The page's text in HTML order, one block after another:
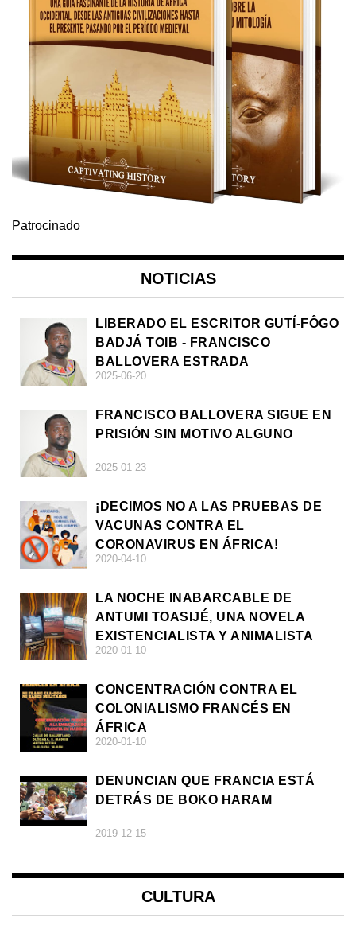
Patrocinado
NOTICIAS
LIBERADO EL ESCRITOR GUTÍ-FÔGO
BADJÁ TOIB - FRANCISCO
BALLOVERA ESTRADA
2025-06-20
FRANCISCO BALLOVERA SIGUE EN
PRISIÓN SIN MOTIVO ALGUNO
2025-01-23
¡DECIMOS NO A LAS PRUEBAS DE
VACUNAS CONTRA EL
CORONAVIRUS EN ÁFRICA!
2020-04-10
LA NOCHE INABARCABLE DE
ANTUMI TOASIJÉ, UNA NOVELA
EXISTENCIALISTA Y ANIMALISTA
2020-01-10
CONCENTRACIÓN CONTRA EL
COLONIALISMO FRANCÉS EN
ÁFRICA
2020-01-10
DENUNCIAN QUE FRANCIA ESTÁ
DETRÁS DE BOKO HARAM
2019-12-15
CULTURA